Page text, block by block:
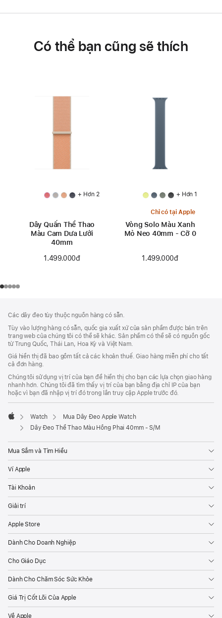
Có thể bạn cũng sẽ thích
+ Hơn 2
Dây Quấn Thể Thao
Màu Cam Dưa Lưới
40mm
1.499.000đ
+ Hơn 1
Chỉ có tại Apple
Vòng Solo Màu Xanh
Mỏ Neo 40mm - Cỡ 0
1.499.000đ
Thích
Chân
Trang
thích
Các dây đeo tùy thuộc nguồn hàng có sẵn.
Tùy vào lượng hàng có sẵn, quốc gia xuất xứ của sản phẩm được bán trên
trang web của chúng tôi có thể sẽ khác. Sản phẩm có thể sẽ có nguồn gốc
từ Trung Quốc, Thái Lan, Hoa Kỳ và Việt Nam.
Giá hiển thị đã bao gồm tất cả các khoản thuế. Giao hàng miễn phí cho tất
cả đơn hàng.
Chúng tôi sử dụng vị trí của bạn để hiển thị cho bạn các lựa chọn giao hàng
nhanh hơn. Chúng tôi đã tìm thấy vị trí của bạn bằng địa chỉ IP của bạn
hoặc vì bạn đã nhập vị trí đó trong lần truy cập Apple trước đó.
Apple
Watch
Mua Dây Đeo Apple Watch
Dây Đeo Thể Thao Màu Hồng Phai 40mm - S/M
Mua Sắm và Tìm Hiểu
Ví Apple
Tài Khoản
Giải trí
Apple Store
Dành Cho Doanh Nghiệp
Cho Giáo Dục
Dành Cho Chăm Sóc Sức Khỏe
Giá Trị Cốt Lõi Của Apple
Về Apple